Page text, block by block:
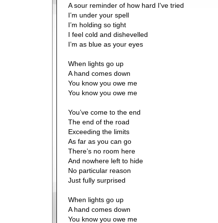
A sour reminder of how hard I've tried
I’m under your spell
I’m holding so tight
I feel cold and dishevelled
I’m as blue as your eyes
When lights go up
A hand comes down
You know you owe me
You know you owe me
You’ve come to the end
The end of the road
Exceeding the limits
As far as you can go
There’s no room here
And nowhere left to hide
No particular reason
Just fully surprised
When lights go up
A hand comes down
You know you owe me